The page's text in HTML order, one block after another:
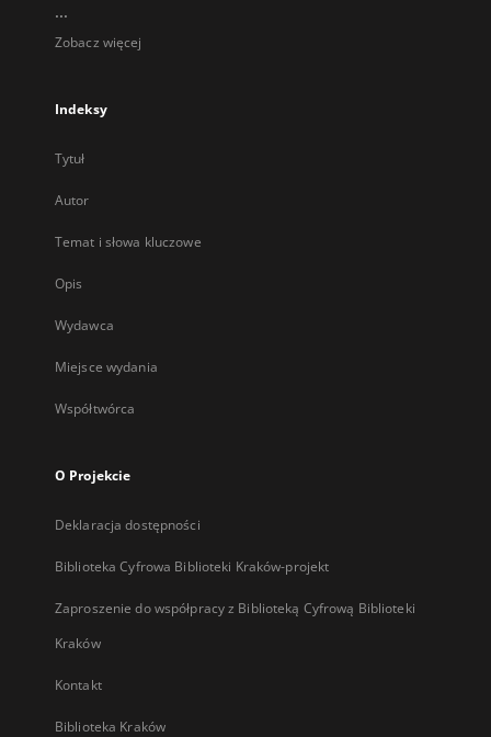
...
Zobacz więcej
Indeksy
Tytuł
Autor
Temat i słowa kluczowe
Opis
Wydawca
Miejsce wydania
Współtwórca
O Projekcie
Deklaracja dostępności
Biblioteka Cyfrowa Biblioteki Kraków-projekt
Zaproszenie do współpracy z Biblioteką Cyfrową Biblioteki
Kraków
Kontakt
Biblioteka Kraków